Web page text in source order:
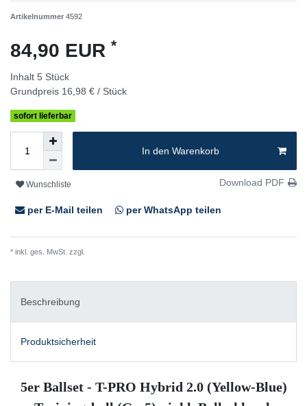
Artikelnummer 4592
84,90 EUR *
Inhalt 5 Stück
Grundpreis 16,98 € / Stück
sofort lieferbar
In den Warenkorb
Wunschliste Download PDF
per E-Mail teilen per WhatsApp teilen
* inkl. ges. MwSt. zzgl.
Beschreibung
Produktsicherheit
5er Ballset - T-PRO Hybrid 2.0 (Yellow-Blue)